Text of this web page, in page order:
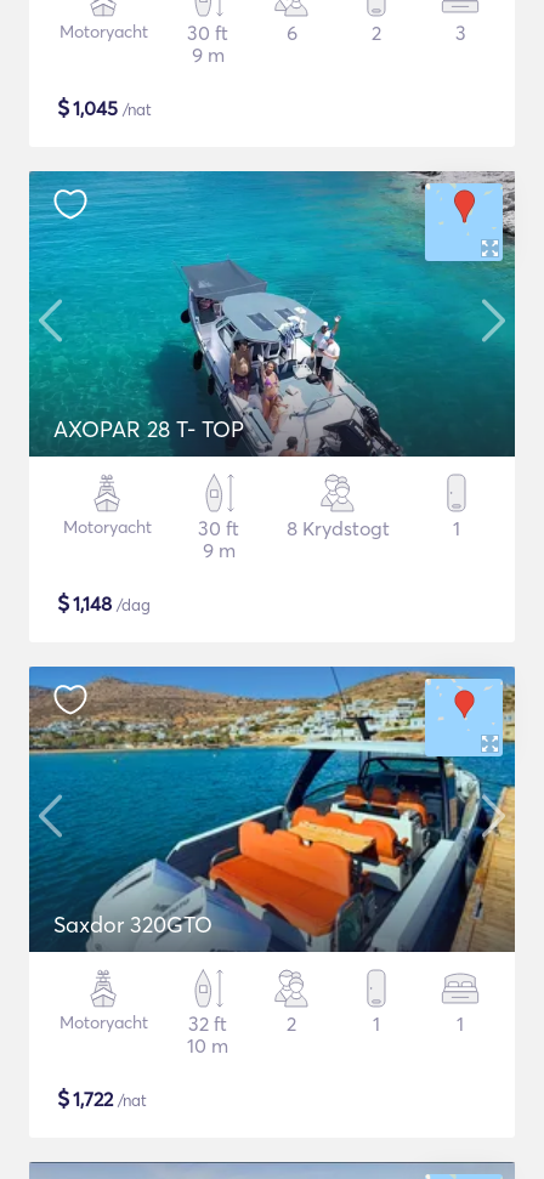
Motoryacht
30 ft
9 m
6 2 3
$1,045 /nat
AXOPAR 28 T- TOP
Motoryacht
30 ft
9 m
8 Krydstogt 1
$1,148 /dag
Saxdor 320GTO
Motoryacht
32 ft
10 m
2 1 1
$1,722/nat